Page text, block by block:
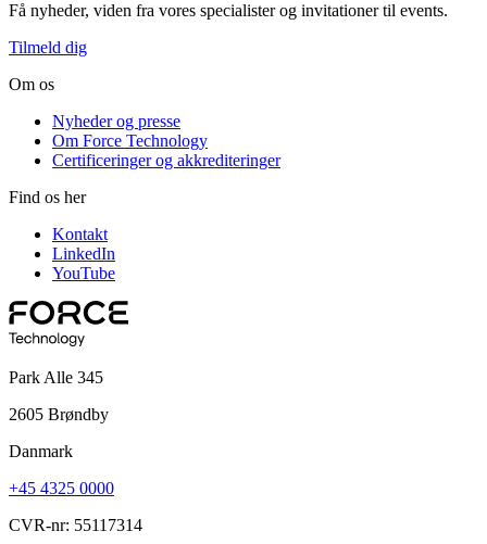
Få nyheder, viden fra vores specialister og invitationer til events.
Tilmeld dig
Om os
Nyheder og presse
Om Force Technology
Certificeringer og akkrediteringer
Find os her
Kontakt
LinkedIn
YouTube
Park Alle 345
2605 Brøndby
Danmark
+45 4325 0000
CVR-nr: 55117314